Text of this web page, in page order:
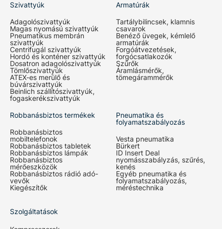
Szivattyúk
Adagolószivattyúk
Magas nyomású szivattyúk
Pneumatikus membrán
szivattyúk
Centrifugál szivattyúk
Hordó és konténer szivattyúk
Dosatron adagolószivattyúk
Tömlőszivattyúk
ATEX-es merülő és
búvárszivattyúk
Beinlich szállítószivattyúk,
fogaskerékszivattyúk
Armatúrák
Tartálybilincsek, klamnis
csavarok
Benéző üvegek, kémlelő
armatúrák
Forgóátvezetések,
forgócsatlakozók
Szűrők
Áramlásmérők,
tömegárammérők
Robbanásbiztos termékek
Robbanásbiztos
mobiltelefonok
Robbanásbiztos tabletek
Robbanásbiztos lámpák
Robbanásbiztos
mérőeszközök
Robbanásbiztos rádió adó-
vevők
Kiegészítők
Pneumatika és
folyamatszabályozás
Vesta pneumatika
Bürkert
ID Insert Deal
nyomásszabályzás, szűrés,
kenés
Egyéb pneumatika és
folyamatszabályozás,
méréstechnika
Szolgáltatások